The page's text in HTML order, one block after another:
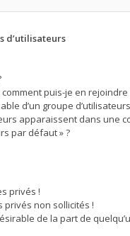
d’utilisateurs
puis-je en rejoindre
d’un groupe
apparaissent dans une
par défaut » ?
privés !
privés non sollicités !
de la part de